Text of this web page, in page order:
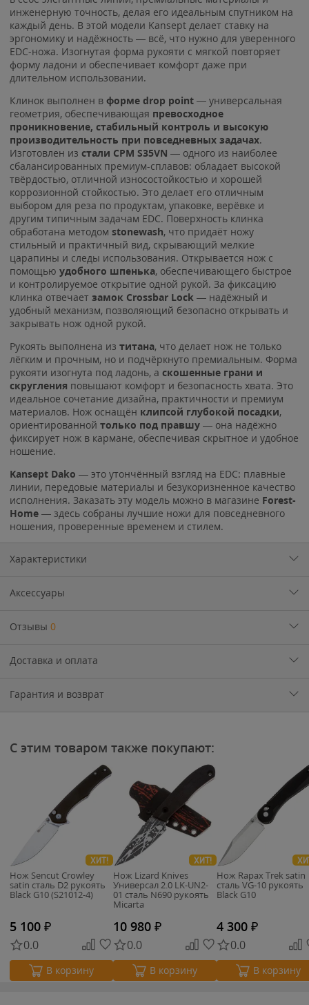
инженерную точность, делая его идеальным спутником на
каждый день. В этой модели Kansept делает ставку на
эргономику и надёжность — всё, что нужно для уверенного
EDC-ножа. Изогнутая форма рукояти с мягкой повторяет
форму ладони и обеспечивает комфорт даже при
длительном использовании.
Клинок выполнен в форме drop point — универсальная
геометрия, обеспечивающая превосходное
проникновение, стабильный контроль и высокую
производительность при повседневных задачах.
Изготовлен из стали CPM S35VN — одного из наиболее
сбалансированных премиум-сплавов: обладает высокой
твёрдостью, отличной износостойкостью и хорошей
коррозионной стойкостью. Это делает его отличным
выбором для реза по продуктам, упаковке, верёвке и
другим типичным задачам EDC. Поверхность клинка
обработана методом stonewash, что придаёт ножу
стильный и практичный вид, скрывающий мелкие
царапины и следы использования. Открывается нож с
помощью удобного шпенька, обеспечивающего быстрое
и контролируемое открытие одной рукой. За фиксацию
клинка отвечает замок Crossbar Lock — надёжный и
удобный механизм, позволяющий безопасно открывать и
закрывать нож одной рукой.
Рукоять выполнена из титана, что делает нож не только
лёгким и прочным, но и подчёркнуто премиальным. Форма
рукояти изогнута под ладонь, а скошенные грани и
скругления повышают комфорт и безопасность хвата. Это
идеальное сочетание дизайна, практичности и премиум
материалов. Нож оснащён клипсой глубокой посадки,
ориентированной только под правшу — она надёжно
фиксирует нож в кармане, обеспечивая скрытное и удобное
ношение.
Kansept Dako — это утончённый взгляд на EDC: плавные
линии, передовые материалы и безукоризненное качество
исполнения. Заказать эту модель можно в магазине Forest-
Home — здесь собраны лучшие ножи для повседневного
ношения, проверенные временем и стилем.
Характеристики
Аксессуары
Отзывы 0
Доставка и оплата
Гарантия и возврат
С этим товаром также покупают:
ХИТ!
Нож Sencut Crowley
satin сталь D2 рукоять
Black G10 (S21012-4)
5 100 ₽
0.0
В корзину
ХИТ!
Нож Lizard Knives
Универсал 2.0 LK-UN2-
01 сталь N690 рукоять
Micarta
10 980 ₽
0.0
В корзину
Нож Rapax Trek satin
сталь VG-10 рукоять
Black G10
4 300 ₽
0.0
В корзину